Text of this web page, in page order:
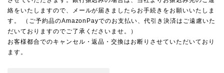
絡をいたしますので、メールが届きましたらお手続きをお願いいたしま
す。 （ご予約品のAmazonPayでのお支払い、代引き決済はご遠慮いた
だいておりますのでご了承くださいませ。）
お客様都合でのキャンセル・返品・交換はお断りさせていただいており
ます。